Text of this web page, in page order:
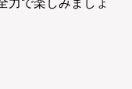
力で楽しみましょ